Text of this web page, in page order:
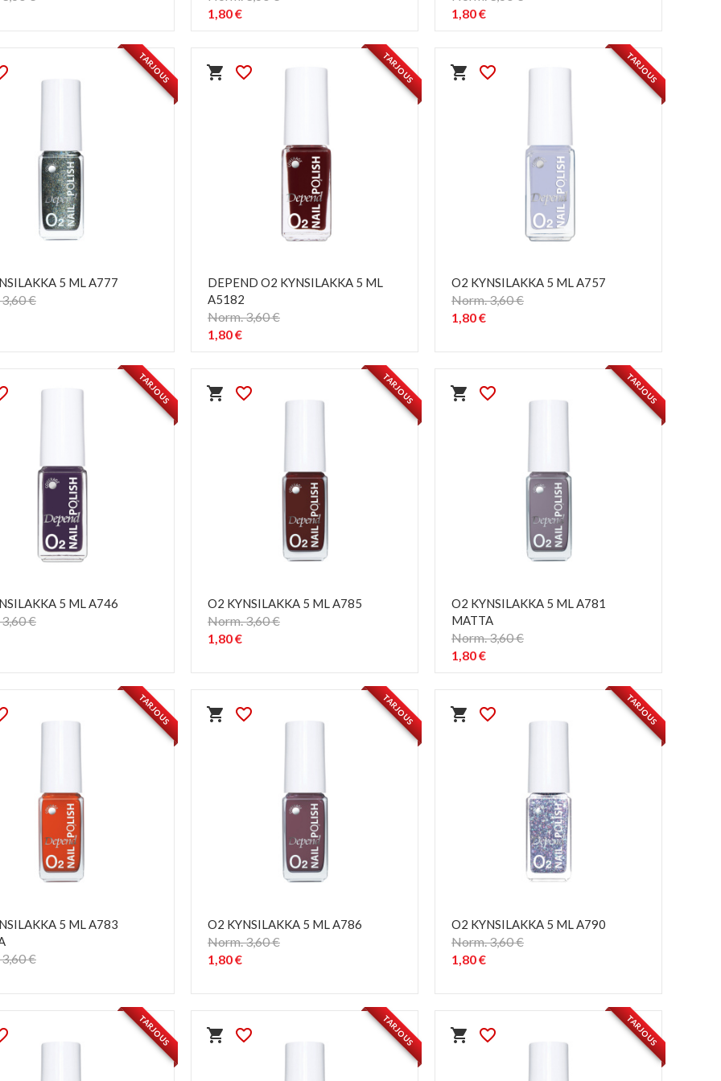
1,80 €
1,80 €
TARJOUS
5 ML A777
€
shopping_cart favorite_border TARJOUS
DEPEND O2 KYNSILAKKA 5 ML
A5182
Norm. 3,60 €
1,80 €
shopping_cart favorite_border TARJOUS
O2 KYNSILAKKA 5 ML A757
Norm. 3,60 €
1,80 €
TARJOUS
5 ML A746
€
shopping_cart favorite_border TARJOUS
O2 KYNSILAKKA 5 ML A785
Norm. 3,60 €
1,80 €
shopping_cart favorite_border TARJOUS
O2 KYNSILAKKA 5 ML A781
MATTA
Norm. 3,60 €
1,80 €
TARJOUS
5 ML A783
€
shopping_cart favorite_border TARJOUS
O2 KYNSILAKKA 5 ML A786
Norm. 3,60 €
1,80 €
shopping_cart favorite_border TARJOUS
O2 KYNSILAKKA 5 ML A790
Norm. 3,60 €
1,80 €
TARJOUS shopping_cart favorite_border TARJOUS shopping_cart favorite_border TARJOUS